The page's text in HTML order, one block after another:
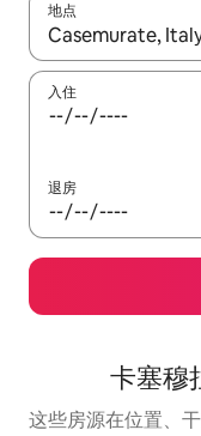
地点
如有搜索结果，请
入住
退房
卡塞穆
这些房源在位置、